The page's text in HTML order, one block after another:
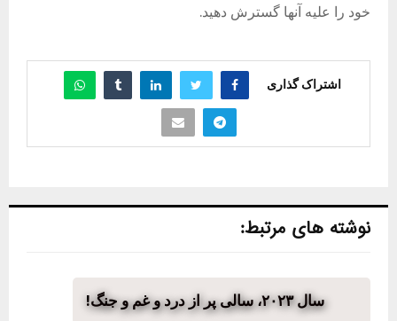
خود را علیه آنها گسترش دهید.
اشتراک گذاری
نوشته های مرتبط:
سال ۲۰۲۳، سالی پر از درد و غم و جنگ!